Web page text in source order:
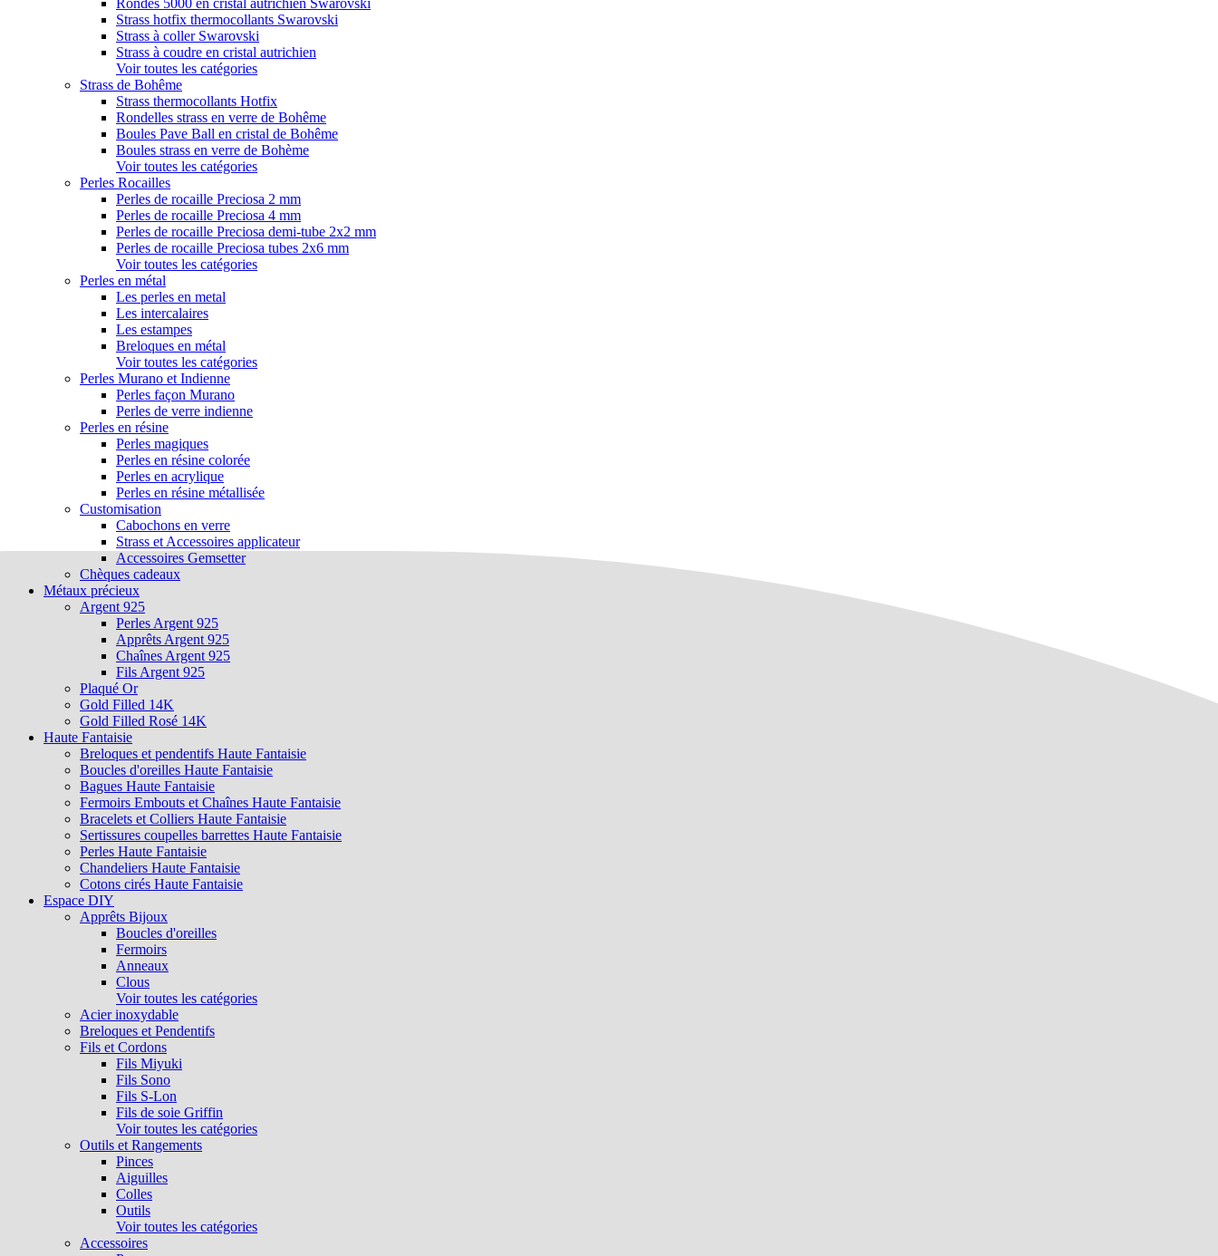
Rondes 5000 en cristal autrichien Swarovski
Strass hotfix thermocollants Swarovski
Strass à coller Swarovski
Strass à coudre en cristal autrichien
Voir toutes les catégories
Strass de Bohême
Strass thermocollants Hotfix
Rondelles strass en verre de Bohême
Boules Pave Ball en cristal de Bohême
Boules strass en verre de Bohème
Voir toutes les catégories
Perles Rocailles
Perles de rocaille Preciosa 2 mm
Perles de rocaille Preciosa 4 mm
Perles de rocaille Preciosa demi-tube 2x2 mm
Perles de rocaille Preciosa tubes 2x6 mm
Voir toutes les catégories
Perles en métal
Les perles en metal
Les intercalaires
Les estampes
Breloques en métal
Voir toutes les catégories
Perles Murano et Indienne
Perles façon Murano
Perles de verre indienne
Perles en résine
Perles magiques
Perles en résine colorée
Perles en acrylique
Perles en résine métallisée
Customisation
Cabochons en verre
Strass et Accessoires applicateur
Accessoires Gemsetter
Chèques cadeaux
Métaux précieux
Argent 925
Perles Argent 925
Apprêts Argent 925
Chaînes Argent 925
Fils Argent 925
Plaqué Or
Gold Filled 14K
Gold Filled Rosé 14K
Haute Fantaisie
Breloques et pendentifs Haute Fantaisie
Boucles d'oreilles Haute Fantaisie
Bagues Haute Fantaisie
Fermoirs Embouts et Chaînes Haute Fantaisie
Bracelets et Colliers Haute Fantaisie
Sertissures coupelles barrettes Haute Fantaisie
Perles Haute Fantaisie
Chandeliers Haute Fantaisie
Cotons cirés Haute Fantaisie
Espace DIY
Apprêts Bijoux
Boucles d'oreilles
Fermoirs
Anneaux
Clous
Voir toutes les catégories
Acier inoxydable
Breloques et Pendentifs
Fils et Cordons
Fils Miyuki
Fils Sono
Fils S-Lon
Fils de soie Griffin
Voir toutes les catégories
Outils et Rangements
Pinces
Aiguilles
Colles
Outils
Voir toutes les catégories
Accessoires